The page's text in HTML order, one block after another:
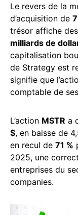
Le revers de la
d’acquisition de
trésor affiche
milliards de
capitalisation
de Strategy est
signifie que
comptable de
L’action MSTR a
$, en baisse de
en recul de 71 %
2025, une
entreprises du
companies.